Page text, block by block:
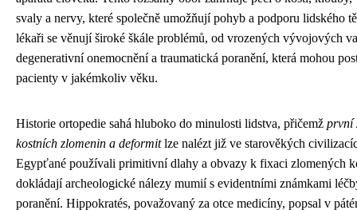
svaly a nervy, které společně umožňují pohyb a podporu lidského
lékaři se věnují široké škále problémů, od vrozených vývojových
degenerativní onemocnění a traumatická poranění, která mohou
pacienty v jakémkoliv věku.
Historie ortopedie sahá hluboko do minulosti lidstva, přičemž první
kostních zlomenin a deformitlze nalézt již ve starověkých
Egypťané používali primitivní dlahy a obvazy k fixaci zlomených
dokládají archeologické nálezy mumií s evidentními známkami
poranění. Hippokratés, považovaný za otce medicíny, popsal v